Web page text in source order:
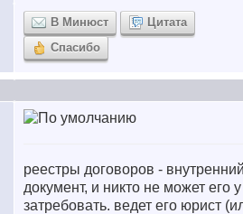
В Минюст
Цитата
Спасибо
реестры договоров -
документ, и никто не может его
затребовать. ведет его юрист